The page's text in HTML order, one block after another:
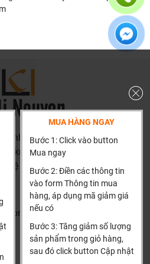
có những dịch vụ được thiết kế
nó thực sự cần thiết và có giá
đó giúp chúng tôi là đơn vị có giá
Bời vì Khali Nguyễn muốn
bạn.
MUA HÀNG NGAY
Bước 1: Click vào button
Mua ngay
Bước 2: Điền các thông tin
vào form Thông tin mua
hàng, áp dụng mã giảm giá
nếu có
Bước 3: Tăng giảm số lượng
sản phẩm trong giỏ hàng,
sau đó click button Cập nhật
Di Trạch, Hoài Đức, Hà Nội
1 km)
hệ hotline để được hướng dẫn
Thông tin thêm